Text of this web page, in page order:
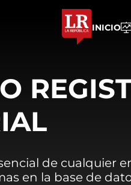
INICIO
de cualquier
en la base de